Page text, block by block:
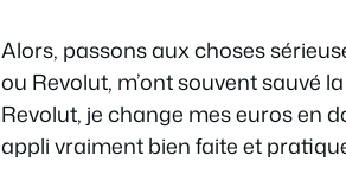
Alors, passons aux choses
ou Revolut, m’ont souvent sauvé
Revolut, je change mes euros en
appli vraiment bien faite et